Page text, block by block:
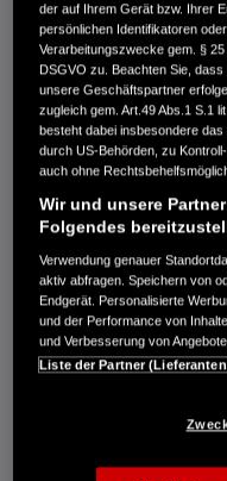
Kilometerstand
Kraftstoffart
Getriebe
Türen
Leistung
Hubraum
Erstzulassung
Bauart
AUTO HARKE GMBH
Randersweide 59-63
21035 Hamburg
+49 40 735 935 0
DETAILS
der auf Ihrem Gerät bzw. Ihrer
persönlichen Identifikatoren
Verarbeitungszwecke gem. §
DSGVO zu. Beachten Sie,
unsere Geschäftspartner
zugleich gem. Art.49 Abs.1 S.1
besteht dabei insbesondere
durch US-Behörden, zu
auch ohne
Wir und unsere
Folgendes
Verwendung genauer
aktiv abfragen. Speichern von
Endgerät. Personalisierte
und der Performance von
und Verbesserung von
Liste der Partner